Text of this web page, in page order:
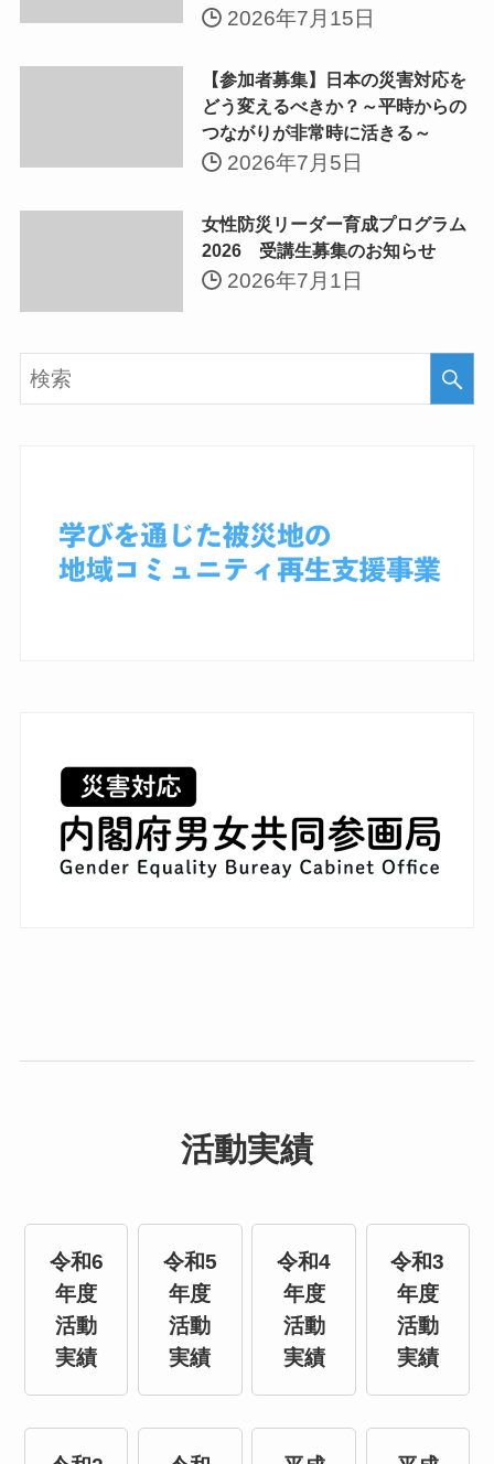
2026年7月15日
【参加者募集】日本の災害対応を
どう変えるべきか？～平時からの
つながりが非常時に活きる～
2026年7月5日
女性防災リーダー育成プログラム
2026 受講生募集のお知らせ
2026年7月1日
活動実績
令和6
年度
活動
実績
令和5
年度
活動
実績
令和4
年度
活動
実績
令和3
年度
活動
実績